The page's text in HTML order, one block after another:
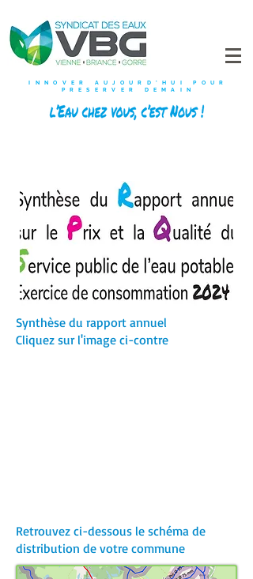
INNOVER AUJOURD'HUI POUR
PRESERVER DEMAIN
Synthèse du rapport annuel
Cliquez sur l'image ci-contre
Retrouvez ci-dessous le schéma de
distribution de votre commune